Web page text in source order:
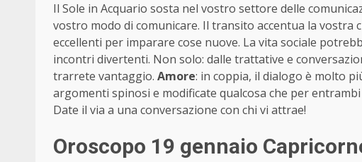
Il Sole in Acquario sosta nel vostro settore delle
vostro modo di comunicare. Il transito accentua la
eccellenti per imparare cose nuove. La vita sociale
incontri divertenti. Non solo: dalle trattative e
trarrete vantaggio. Amore: in coppia, il dialogo è molto
argomenti spinosi e modificate qualcosa che per
Date il via a una conversazione con chi vi attrae!
Oroscopo 19 gennaio